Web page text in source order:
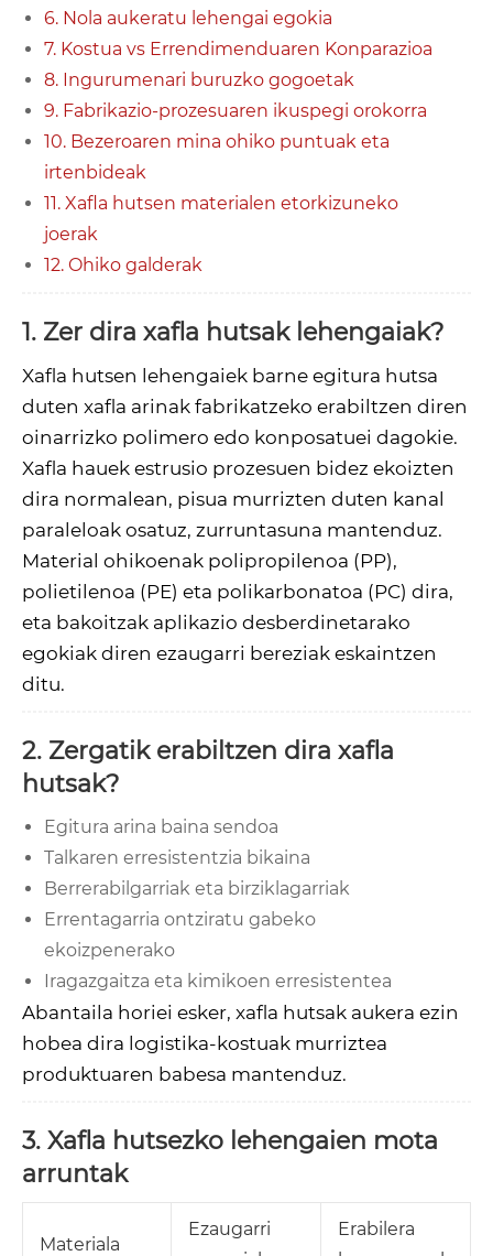
6. Nola aukeratu lehengai egokia
7. Kostua vs Errendimenduaren Konparazioa
8. Ingurumenari buruzko gogoetak
9. Fabrikazio-prozesuaren ikuspegi orokorra
10. Bezeroaren mina ohiko puntuak eta
irtenbideak
11. Xafla hutsen materialen etorkizuneko
joerak
12. Ohiko galderak
1. Zer dira xafla hutsak lehengaiak?
Xafla hutsen lehengaiek barne egitura hutsa
duten xafla arinak fabrikatzeko erabiltzen diren
oinarrizko polimero edo konposatuei dagokie.
Xafla hauek estrusio prozesuen bidez ekoizten
dira normalean, pisua murrizten duten kanal
paraleloak osatuz, zurruntasuna mantenduz.
Material ohikoenak polipropilenoa (PP),
polietilenoa (PE) eta polikarbonatoa (PC) dira,
eta bakoitzak aplikazio desberdinetarako
egokiak diren ezaugarri bereziak eskaintzen
ditu.
2. Zergatik erabiltzen dira xafla
hutsak?
Egitura arina baina sendoa
Talkaren erresistentzia bikaina
Berrerabilgarriak eta birziklagarriak
Errentagarria ontziratu gabeko
ekoizpenerako
Iragazgaitza eta kimikoen erresistentea
Abantaila horiei esker, xafla hutsak aukera ezin
hobea dira logistika-kostuak murriztea
produktuaren babesa mantenduz.
3. Xafla hutsezko lehengaien mota
arruntak
Materiala
Ezaugarri
Erabilera